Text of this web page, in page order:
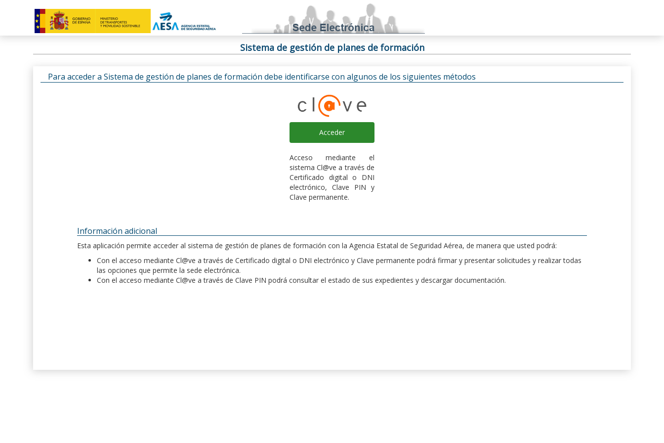
Sistema de gestión de planes de formación
Para acceder a Sistema de gestión de planes de formación debe identificarse con algunos de los siguientes métodos
Acceder
Acceso mediante el
sistema Cl@ve a través de
Certificado digital o DNI
electrónico, Clave PIN y
Clave permanente.
Información adicional
Esta aplicación permite acceder al sistema de gestión de planes de formación con la Agencia Estatal de Seguridad Aérea, de manera que usted podrá:
Con el acceso mediante Cl@ve a través de Certificado digital o DNI electrónico y Clave permanente podrá firmar y presentar solicitudes y realizar todas
las opciones que permite la sede electrónica.
Con el acceso mediante Cl@ve a través de Clave PIN podrá consultar el estado de sus expedientes y descargar documentación.